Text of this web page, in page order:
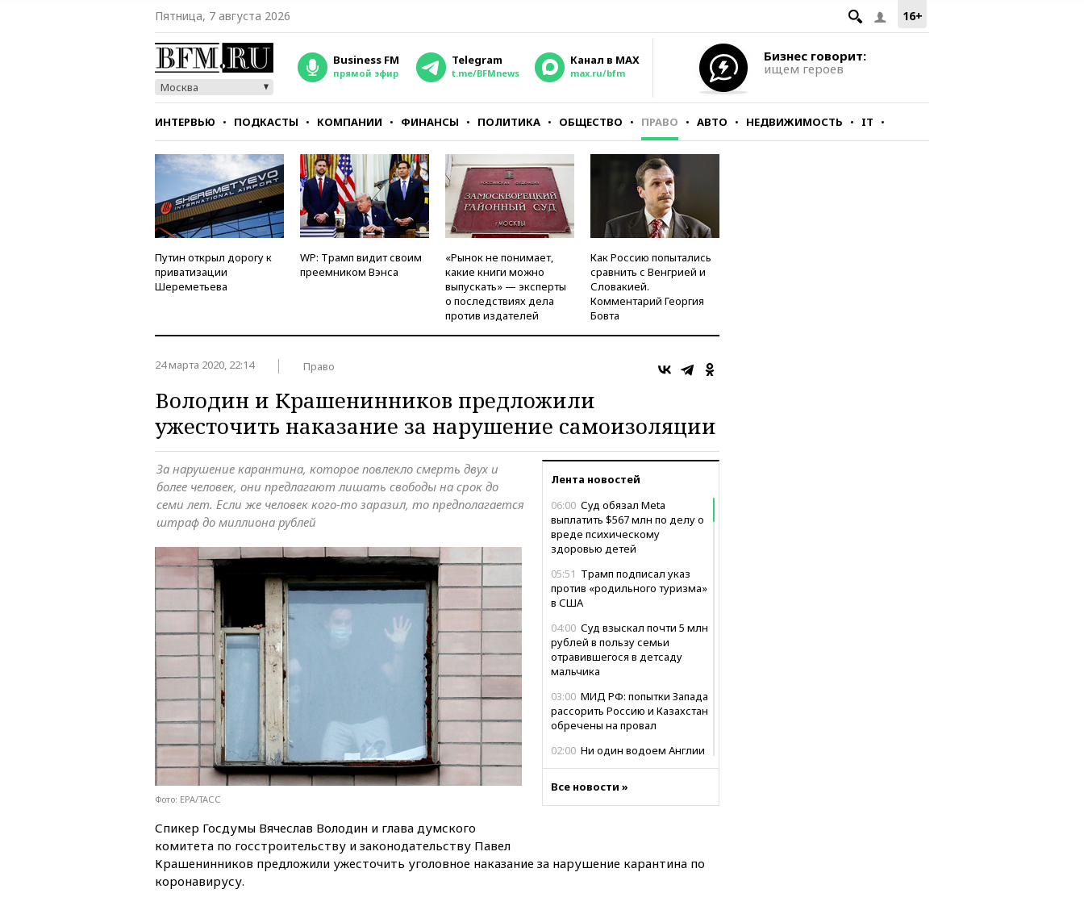
16+
Пятница, 7 августа 2026
Москва
Business FM
прямой эфир
Telegram
t.me/BFMnews
Канал в MAX
max.ru/bfm
Бизнес говорит:
ищем героев
ИНТЕРВЬЮ ПОДКАСТЫ КОМПАНИИ ФИНАНСЫ ПОЛИТИКА ОБЩЕСТВО ПРАВО АВТО НЕДВИЖИМОСТЬ IT
СТИЛЬ ТЕСТЫ
Путин открыл дорогу к
приватизации
Шереметьева
WP: Трамп видит своим
преемником Вэнса
«Рынок не понимает,
какие книги можно
выпускать» — эксперты
о последствиях дела
против издателей
Как Россию попытались
сравнить с Венгрией и
Словакией.
Комментарий Георгия
Бовта
24 марта 2020, 22:14 Право
Володин и Крашенинников предложили
ужесточить наказание за нарушение самоизоляции
Лента новостей
06:00 Суд обязал Meta
выплатить $567 млн по делу о
вреде психическому
здоровью детей
05:51 Трамп подписал указ
против «родильного туризма»
в США
04:00 Суд взыскал почти 5 млн
рублей в пользу семьи
отравившегося в детсаду
мальчика
03:00 МИД РФ: попытки Запада
рассорить Россию и Казахстан
обречены на провал
02:00 Ни один водоем Англии
01:00Трамп: США сами
необходимости пополнения
Все новости »
За нарушение карантина, которое повлекло смерть двух и
более человек, они предлагают лишать свободы на срок до
семи лет. Если же человек кого-то заразил, то предполагается
штраф до миллиона рублей
Фото: EPA/ТАСС
Спикер Госдумы Вячеслав Володин и глава думского
комитета по госстроительству и законодательству Павел
Крашенинников предложили ужесточить уголовное наказание за нарушение карантина по
коронавирусу.